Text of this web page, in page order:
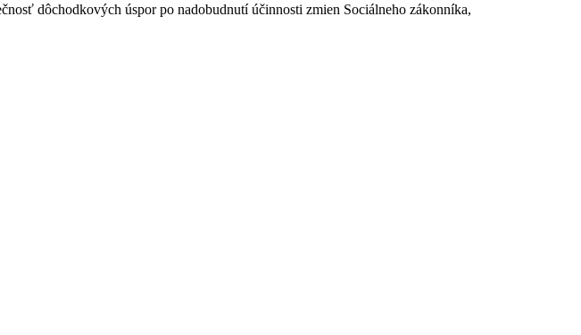
dôchodkových úspor po nadobudnutí účinnosti zmien Sociálneho zákonníka,